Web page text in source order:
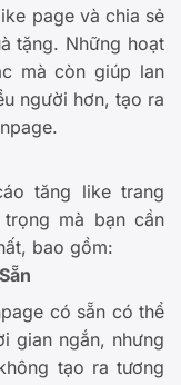
page và chia sẻ
tặng. Những hoạt
mà còn giúp lan
người hơn, tạo ra
tăng like trang
mà bạn cần
bao gồm:
có sẵn có thể
gian ngắn, nhưng
tạo ra tương